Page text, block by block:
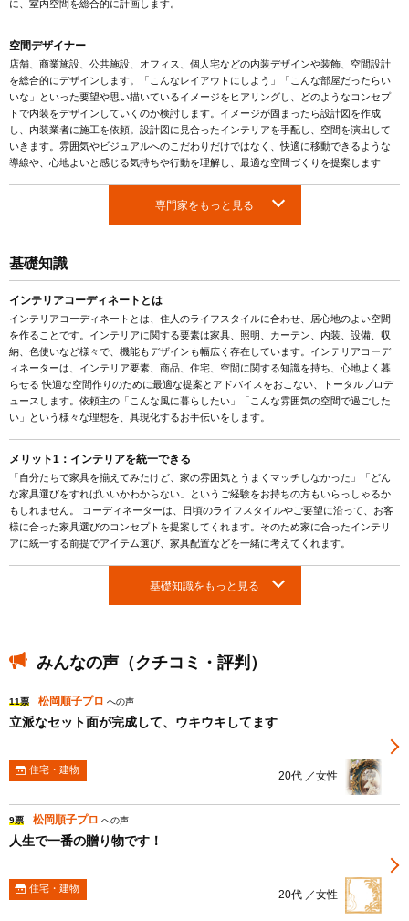
に、室内空間を総合的に計画します。
空間デザイナー
店舗、商業施設、公共施設、オフィス、個人宅などの内装デザインや装飾、空間設計
を総合的にデザインします。「こんなレイアウトにしよう」「こんな部屋だったらい
いな」といった要望や思い描いているイメージをヒアリングし、どのようなコンセプ
トで内装をデザインしていくのか検討します。イメージが固まったら設計図を作成
し、内装業者に施工を依頼。設計図に見合ったインテリアを手配し、空間を演出して
いきます。雰囲気やビジュアルへのこだわりだけではなく、快適に移動できるような
導線や、心地よいと感じる気持ちや行動を理解し、最適な空間づくりを提案します
専門家をもっと見る
基礎知識
インテリアコーディネートとは
インテリアコーディネートとは、住人のライフスタイルに合わせ、居心地のよい空間
を作ることです。インテリアに関する要素は家具、照明、カーテン、内装、設備、収
納、色使いなど様々で、機能もデザインも幅広く存在しています。インテリアコーデ
ィネーターは、インテリア要素、商品、住宅、空間に関する知識を持ち、心地よく暮
らせる 快適な空間作りのために最適な提案とアドバイスをおこない、トータルプロデ
ュースします。依頼主の「こんな風に暮らしたい」「こんな雰囲気の空間で過ごした
い」という様々な理想を、具現化するお手伝いをします。
メリット1：インテリアを統一できる
「自分たちで家具を揃えてみたけど、家の雰囲気とうまくマッチしなかった」「どん
な家具選びをすればいいかわからない」というご経験をお持ちの方もいらっしゃるか
もしれません。 コーディネーターは、日頃のライフスタイルやご要望に沿って、お客
様に合った家具選びのコンセプトを提案してくれます。そのため家に合ったインテリ
アに統一する前提でアイテム選び、家具配置などを一緒に考えてくれます。
基礎知識をもっと見る
みんなの声（クチコミ・評判）
11票 松岡順子プロ への声
立派なセット面が完成して、ウキウキしてます
住宅・建物 20代 ／女性
9票 松岡順子プロ への声
人生で一番の贈り物です！
住宅・建物 20代 ／女性